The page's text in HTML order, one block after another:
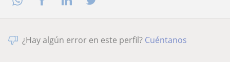
¿Hay algún error en este perfil? Cuéntanos